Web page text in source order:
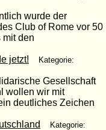
wurde der
Club of Rome vor 50
mit den
jetzt!
Kategorie:
Gesellschaft
wollen wir mit
deutliches Zeichen
Kategorie: